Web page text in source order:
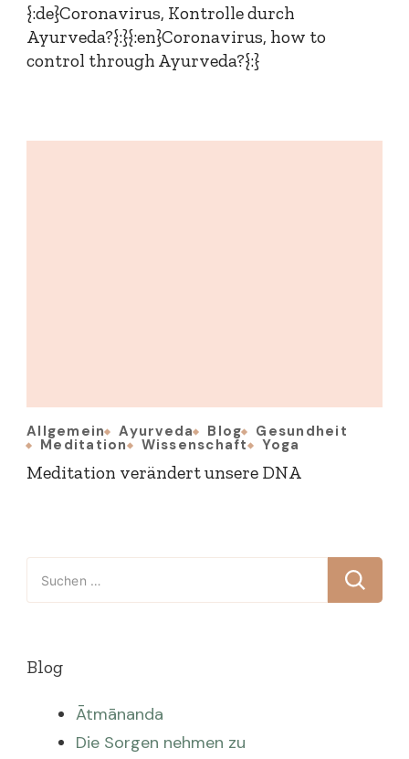
{:de}Coronavirus, Kontrolle durch
Ayurveda?{:}{:en}Coronavirus, how to
control through Ayurveda?{:}
Allgemein Ayurveda Blog Gesundheit
Meditation Wissenschaft Yoga
Meditation verändert unsere DNA
Suchen
nach:
Blog
Ātmānanda
Die Sorgen nehmen zu